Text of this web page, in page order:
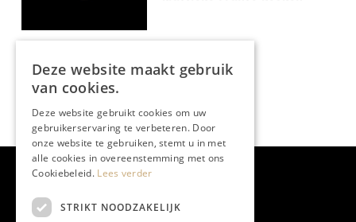
Deze website maakt gebruik
van cookies.
Deze website gebruikt cookies om uw
gebruikerservaring te verbeteren. Door
onze website te gebruiken, stemt u in met
alle cookies in overeenstemming met ons
Cookiebeleid. Lees verder
STRIKT NOODZAKELIJK